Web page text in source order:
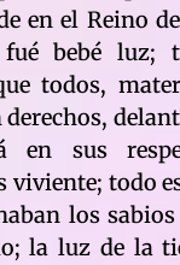
en el Reino
bebé luz;
todos,
en sus
viviente; todo
los
la luz de la